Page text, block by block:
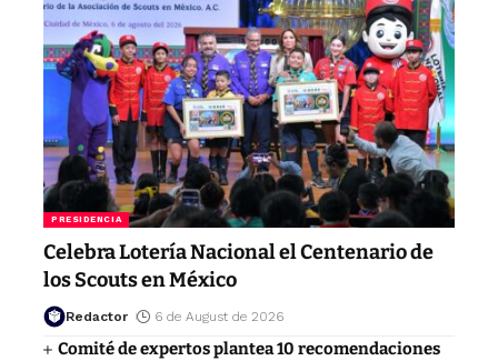
PRESIDENCIA
Celebra Lotería Nacional el Centenario de
los Scouts en México
Redactor 6 de August de 2026
Comité de expertos plantea 10 recomendaciones